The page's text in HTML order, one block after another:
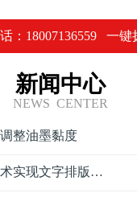
：18007136559 一键
新闻中心
NEWS CENTER
整油墨黏度
如何通过印刷技术实现文字排版的优化